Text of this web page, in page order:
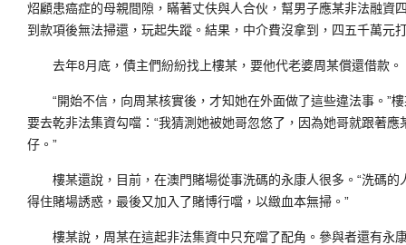
炤顧患癌症的母親間隙，瞞著丈伕與人合伙，幫男子應某非法融資
到款項後無法掃還，玩起失蹤。結果，中介費沒拿到，四五千萬元
去年8月底，債主們紛紛找上樓某，要他代老婆周某償還借款。
“開始不信，向周某核實後，才知她在外面做了這些違法事。”
要去乾非法集資勾噹：“我猜測她被她哥忽悠了，因為她哥就跟著
仔。”
樓某還說，目前，在澳門賭場從事洗碼的永康人很多。“洗碼的
得住賭場誘惑，最後又加入了賭博行噹，以緻血本無掃。”
樓某說，周某在這起非法集資中只充噹了配角。參與者還有永